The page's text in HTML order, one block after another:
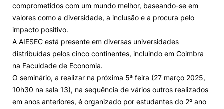
comprometidos com um mundo melhor, baseando-se em
valores como a diversidade, a inclusão e a procura pelo
impacto positivo.
A AIESEC está presente em diversas universidades
distribuídas pelos cinco continentes, incluindo em Coimbra
na Faculdade de Economia.
O seminário, a realizar na próxima 5ª feira (27 março 2025,
10h30 na sala 13), na sequência de vários outros realizados
em anos anteriores, é organizado por estudantes do 2º ano